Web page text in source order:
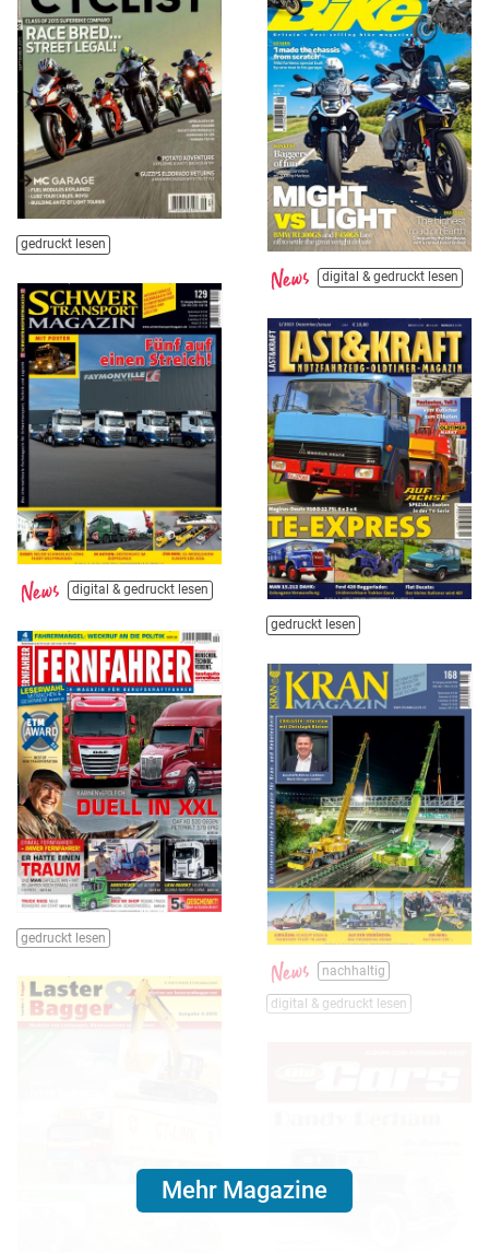
gedruckt lesen
digital & gedruckt lesen
digital & gedruckt lesen
gedruckt lesen
gedruckt lesen
nachhaltig
digital & gedruckt lesen
Mehr Magazine